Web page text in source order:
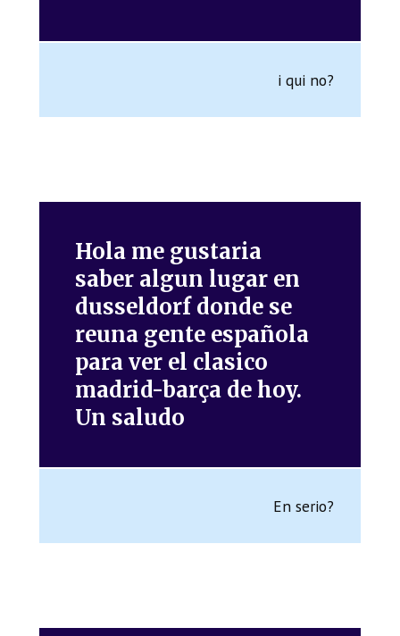
i qui no?
Hola me gustaria
saber algun lugar en
dusseldorf donde se
reuna gente española
para ver el clasico
madrid-barça de hoy.
Un saludo
En serio?